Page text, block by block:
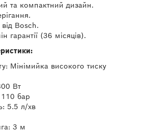
та компактний дизайн.
від Bosch.
гарантії (36 місяців).
Мінімийка високого тиску
Вт
бар
5.5 л/хв
3 м